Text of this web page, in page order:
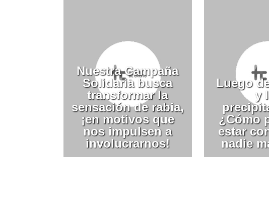
Nuestra Campaña
Solidaria busca
transformar la
sensación de rabia,
¡en motivos que
nos impulsen a
involucrarnos!
Luego
y
¿Cómo
estar
nadie